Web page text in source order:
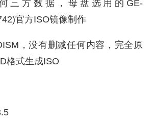
三方数据，母盘选用的GE-
官方ISO镜像制作
，没有删减任何内容，完全原
格式生成ISO